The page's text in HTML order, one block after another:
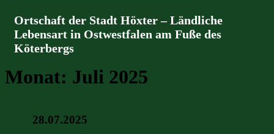
Ortschaft der Stadt Höxter – Ländliche
Lebensart in Ostwestfalen am Fuße des
Köterbergs
Monat: Juli 2025
28.07.2025